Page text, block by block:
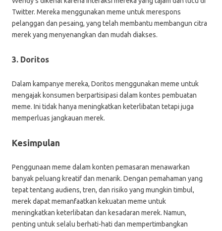
Twitter. Mereka menggunakan meme untuk merespons
pelanggan dan pesaing, yang telah membantu membangun citra
merek yang menyenangkan dan mudah diakses.
3. Doritos
Dalam kampanye mereka, Doritos menggunakan meme untuk
mengajak konsumen berpartisipasi dalam kontes pembuatan
meme. Ini tidak hanya meningkatkan keterlibatan tetapi juga
memperluas jangkauan merek.
Kesimpulan
Penggunaan meme dalam konten pemasaran menawarkan
banyak peluang kreatif dan menarik. Dengan pemahaman yang
tepat tentang audiens, tren, dan risiko yang mungkin timbul,
merek dapat memanfaatkan kekuatan meme untuk
meningkatkan keterlibatan dan kesadaran merek. Namun,
penting untuk selalu berhati-hati dan mempertimbangkan